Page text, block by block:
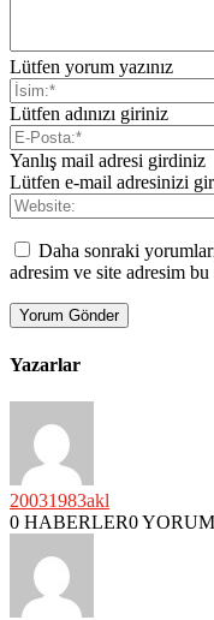
Lütfen yorum yazınız
Lütfen adınızı giriniz
Yanlış mail adresi girdiniz
Lütfen e-mail adresinizi
Daha sonraki
adresim ve site adresim bu
Yazarlar
20031983akl
0 HABERLER0